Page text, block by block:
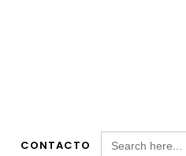
CONTACTO
Search
for: